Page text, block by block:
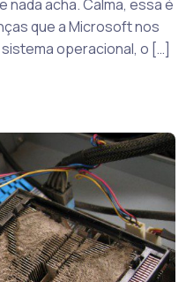
nada acha. Calma, essa é
que a Microsoft nos
operacional, o […]